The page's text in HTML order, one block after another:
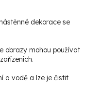
dekorace se
obrazy mohou používat
a vodě a lze je čistit